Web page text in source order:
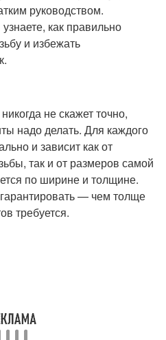
руководством.
как правильно
и избежать
не скажет точно,
надо делать. Для каждого
и зависит как от
так и от размеров самой
по ширине и толщине.
— чем толще
требуется.